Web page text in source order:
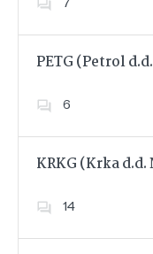
PETG (Petrol
6
KRKG (Krka
14